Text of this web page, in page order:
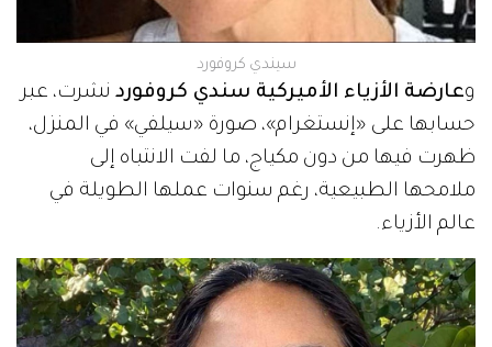
سيندي كروفورد
وعارضة الأزياء الأميركية سندي كروفورد نشرت، عبر
حسابها على «إنستغرام»، صورة «سيلفي» في المنزل،
ظهرت فيها من دون مكياج، ما لفت الانتباه إلى
ملامحها الطبيعية، رغم سنوات عملها الطويلة في
عالم الأزياء.